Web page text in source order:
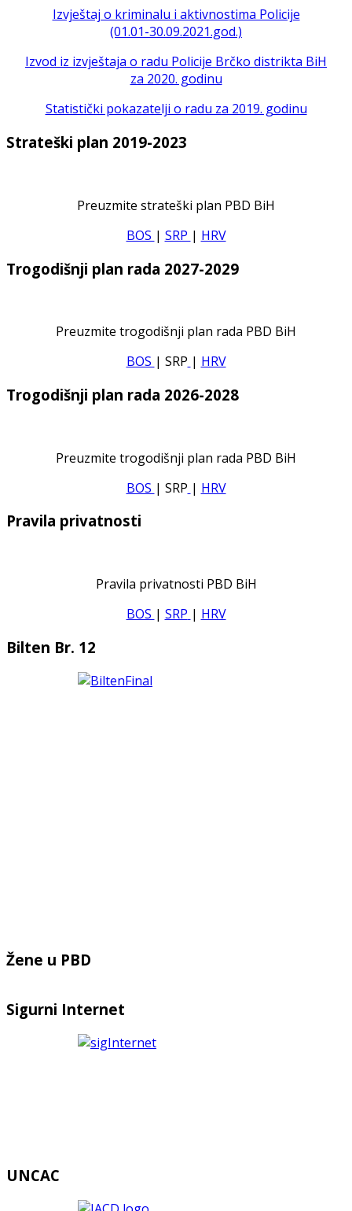
Izvještaj o kriminalu i aktivnostima Policije
(01.01-30.09.2021.god.)
Izvod iz izvještaja o radu Policije Brčko distrikta BiH
za 2020. godinu
Statistički pokazatelji o radu za 2019. godinu
Strateški plan 2019-2023
Preuzmite strateški plan PBD BiH
BOS | SRP | HRV
Trogodišnji plan rada 2027-2029
Preuzmite trogodišnji plan rada PBD BiH
BOS | SRP | HRV
Trogodišnji plan rada 2026-2028
Preuzmite trogodišnji plan rada PBD BiH
BOS | SRP | HRV
Pravila privatnosti
Pravila privatnosti PBD BiH
BOS | SRP | HRV
Bilten Br. 12
Žene u PBD
Sigurni Internet
UNCAC